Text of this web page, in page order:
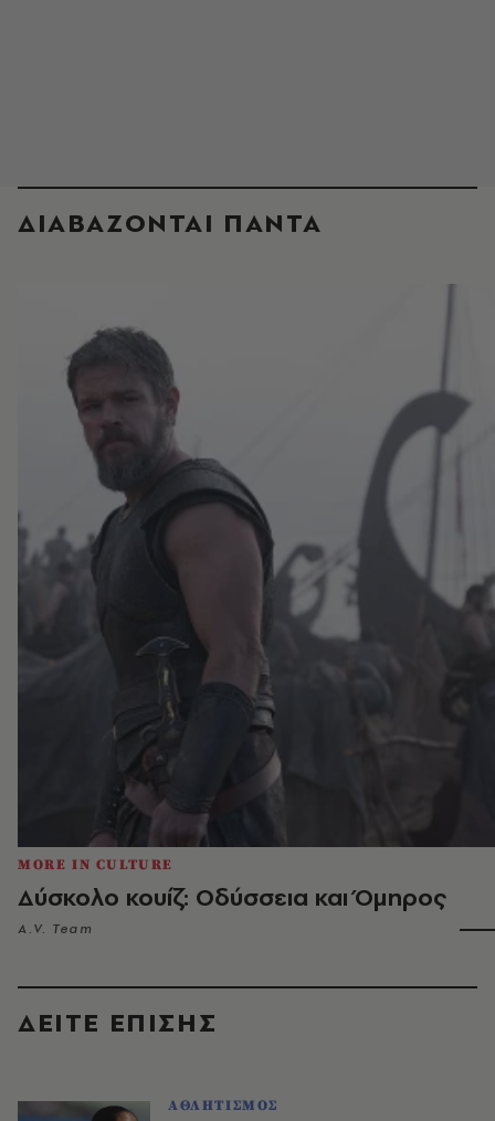
ΔΙΑΒΑΖΟΝΤΑΙ ΠΑΝΤΑ
MORE IN CULTURE
Δύσκολο κουίζ: Οδύσσεια και Όμηρος
A.V. Team
ΔΕΙΤΕ ΕΠΙΣΗΣ
ΑΘΛΗΤΙΣΜΟΣ